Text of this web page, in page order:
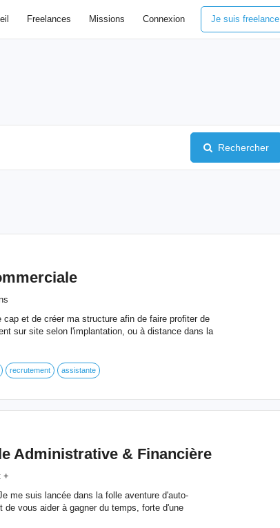
Freelances Missions Connexion Je suis freelance
Rechercher
et de créer ma structure afin de faire profiter de
sur site selon l'implantation, ou à distance dans la
recrutement assistante
Administrative & Financière
+
me suis lancée dans la folle aventure d'auto-
vous aider à gagner du temps, forte d'une